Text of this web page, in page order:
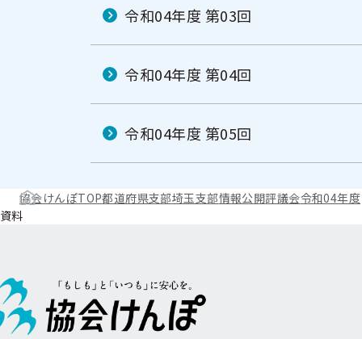
ュ
ー
ニ
ュ
令和04年度 第03回
令和04年度 第04回
令和04年度 第05回
協会けんぽTOP都道府県支部埼玉支部情報公開評議会令和04年度
資料